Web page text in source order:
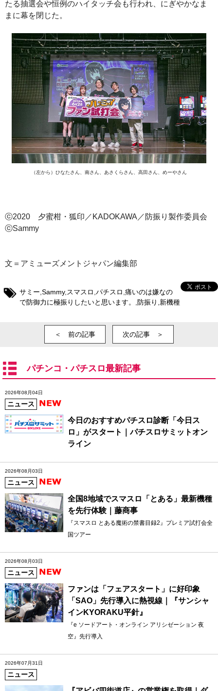
たる抽選会や恒例のハイタッチ会も行われ、にぎやかなま
まに幕を閉じた。
（左から）ひなたさん、南さん、あさくらさん、高田さん、めーやさん
ⓒ2020 夕蜜柑・狐印／KADOKAWA／防振り製作委員会
ⓒSammy
文＝アミューズメントジャパン編集部
サミー Sammy, スマスロ パチスロ 痛いのは嫌なの
で防御力に極振りしたいと思います。
防振り 新機種
＜ 前の記事 次の記事 ＞
パチンコ・パチスロ最新記事
2026年08月04日
ニュース
今日のおすすめパチスロ診断「今日ス
ロ」がスタート｜パチスロサミットオン
ライン
2026年08月03日
ニュース
全国8地域でスマスロ「とある」最新機種
を先行体験｜藤商事
『スマスロ とある魔術の禁書目録2』プレミア試打会全
国ツアー
2026年08月03日
ニュース
ファンは「フェアスタート」に好印象
「SAO」先行導入に熱視線｜『サンシャ
インKYORAKU平針』
『e ソードアート・オンライン アリシゼーション 夜
空』先行導入
2026年07月31日
ニュース